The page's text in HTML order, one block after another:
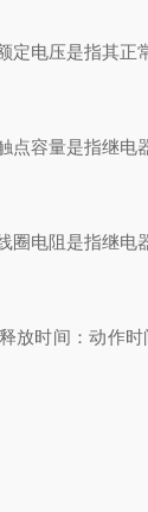
电压是指其正常
容量是指继电器
电阻是指继电器
时间：动作时